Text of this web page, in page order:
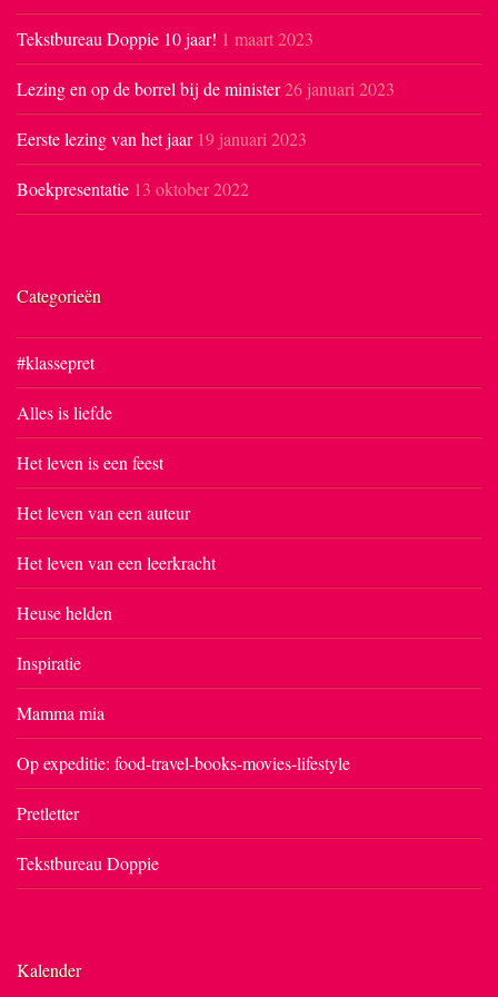
Tekstbureau Doppie 10 jaar! 1 maart 2023
Lezing en op de borrel bij de minister26 januari 2023
Eerste lezing van het jaar 19 januari 2023
Boekpresentatie 13 oktober 2022
Categorieën
#klassepret
Alles is liefde
Het leven is een feest
Het leven van een auteur
Het leven van een leerkracht
Heuse helden
Inspiratie
Mamma mia
Op expeditie: food-travel-books-movies-lifestyle
Pretletter
Tekstbureau Doppie
Kalender